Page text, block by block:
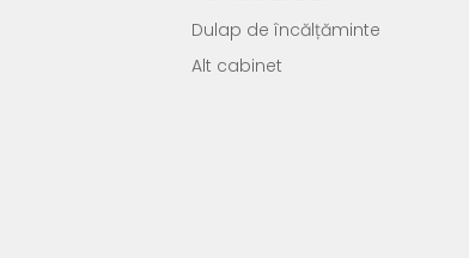
Dulap de încălțăminte
Alt cabinet